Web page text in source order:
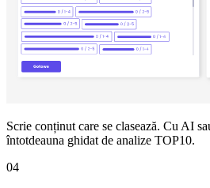
Scrie conținut care se clasează. Cu AI
întotdeauna ghidat de analize TOP10.
04